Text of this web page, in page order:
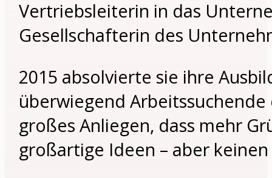
Vertriebsleiterin in das
Gesellschafterin des
2015 absolvierte sie ihre
überwiegend
großes Anliegen, dass mehr
großartige Ideen – aber keinen